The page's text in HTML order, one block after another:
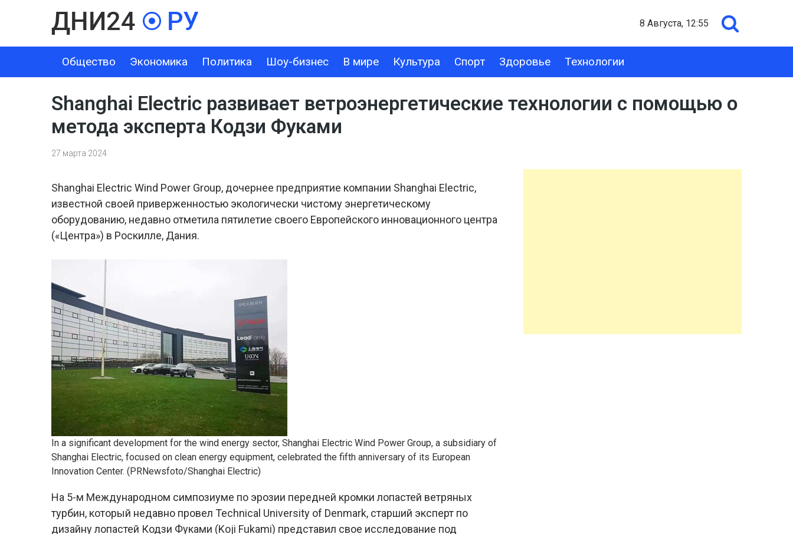
8 Августа, 12:55
Общество Экономика Политика Шоу-бизнес В мире Культура Спорт Здоровье Технологии
ЭКОНОМИКА ПОЛИТИКА ШОУ-БИЗНЕС В МИРЕ КУЛЬТУРА СПОРТ ЗДОРОВЬЕ ТЕХНОЛОГИИ
Shanghai Electric развивает ветроэнергетические технологии с помощью о
метода эксперта Кодзи Фуками
27 марта 2024
Shanghai Electric Wind Power Group, дочернее предприятие компании Shanghai Electric,
известной своей приверженностью экологически чистому энергетическому
оборудованию, недавно отметила пятилетие своего Европейского инновационного центра
(«Центра») в Роскилле, Дания.
In a significant development for the wind energy sector, Shanghai Electric Wind Power Group, a subsidiary of
Shanghai Electric, focused on clean energy equipment, celebrated the fifth anniversary of its European
Innovation Center. (PRNewsfoto/Shanghai Electric)
На 5-м Международном симпозиуме по эрозии передней кромки лопастей ветряных
турбин, который недавно провел Technical University of Denmark, старший эксперт по
дизайну лопастей Кодзи Фуками (Koji Fukami) представил свое исследование под